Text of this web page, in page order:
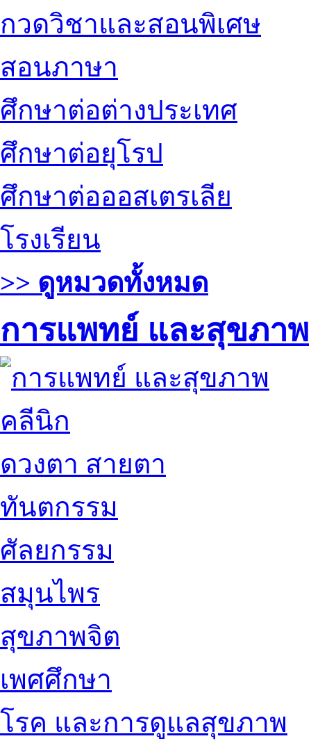
กวดวิชาและสอนพิเศษ
สอนภาษา
ศึกษาต่อต่างประเทศ
ศึกษาต่อยุโรป
ศึกษาต่อออสเตรเลีย
โรงเรียน
>> ดูหมวดทั้งหมด
การแพทย์ และสุขภาพ
คลีนิก
ดวงตา สายตา
ทันตกรรม
ศัลยกรรม
สมุนไพร
สุขภาพจิต
เพศศึกษา
โรค และการดูแลสุขภาพ